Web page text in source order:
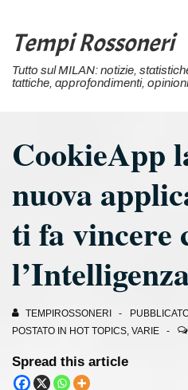
Vai
contenuto
Tempi Rossoneri
Tutto sul MILAN: notizie,
tattiche, approfondimenti,
CookieApp
nuova
ti fa vincere
TEMPIROSSONERI
POSTATO IN HOT TOPICS, VARIE
Spread this article